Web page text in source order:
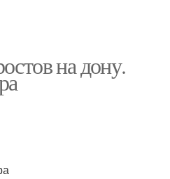
на дону.